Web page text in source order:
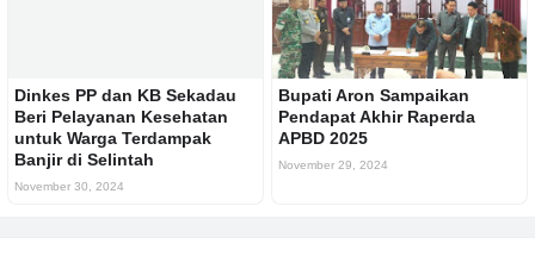
Dinkes PP dan KB Sekadau
Beri Pelayanan Kesehatan
untuk Warga Terdampak
Banjir di Selintah
November 30, 2024
Bupati Aron Sampaikan
Pendapat Akhir Raperda
APBD 2025
November 29, 2024